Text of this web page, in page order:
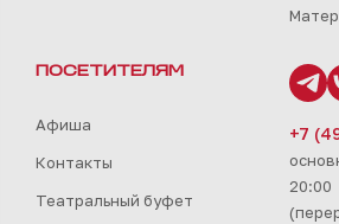
ПОСЕТИТЕЛЯМ
Афиша
Контакты
Театральный буфет
+7
20:00